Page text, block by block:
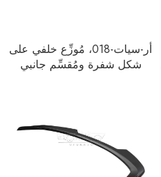
أر-سيات-018، مُوزِّع خلفي على
شكل شفرة ومُقسِّم جانبي